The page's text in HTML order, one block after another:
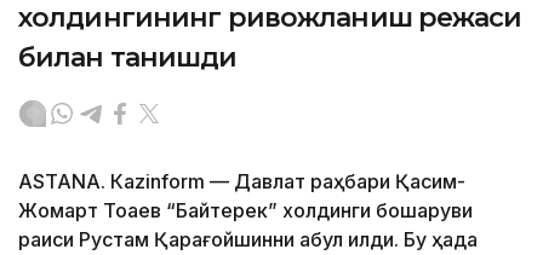
холдингининг ривожланиш режаси
билан танишди
ASTANА. Каzinform — Давлат раҳбари Қасим-
Жомарт Тоқаев “Байтерек” холдинги бошқаруви
раиси Рустам Қарағойшинни қабул қилди. Бу ҳақда